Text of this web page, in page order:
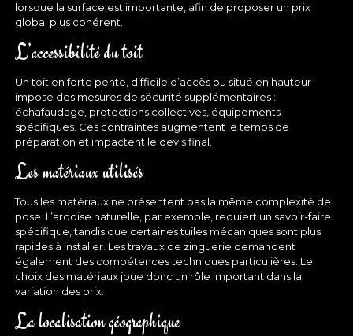
lorsque la surface est importante, afin de proposer un prix
global plus cohérent.
L’accessibilité du toit
Un toit en forte pente, difficile d’accès ou situé en hauteur
impose des mesures de sécurité supplémentaires :
échafaudage, protections collectives, équipements
spécifiques. Ces contraintes augmentent le temps de
préparation et impactent le devis final.
Les matériaux utilisés
Tous les matériaux ne présentent pas la même complexité de
pose. L’ardoise naturelle, par exemple, requiert un savoir-faire
spécifique, tandis que certaines tuiles mécaniques sont plus
rapides à installer. Les travaux de zinguerie demandent
également des compétences techniques particulières. Le
choix des matériaux joue donc un rôle important dans la
variation des prix.
La localisation géographique